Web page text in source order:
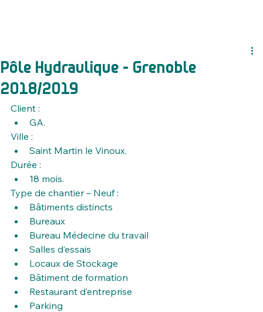
Pôle Hydraulique - Grenoble
2018/2019
Client :
GA.
Ville :
Saint Martin le Vinoux.
Durée :
18 mois.
Type de chantier – Neuf :
Bâtiments distincts
Bureaux
Bureau Médecine du travail
Salles d’essais
Locaux de Stockage
Bâtiment de formation
Restaurant d’entreprise
Parking